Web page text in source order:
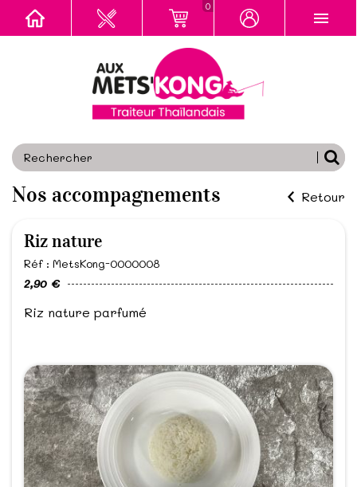
0
Nos accompagnements Retour
Riz nature
Réf : MetsKong-0000008
2,90 €
Riz nature parfumé